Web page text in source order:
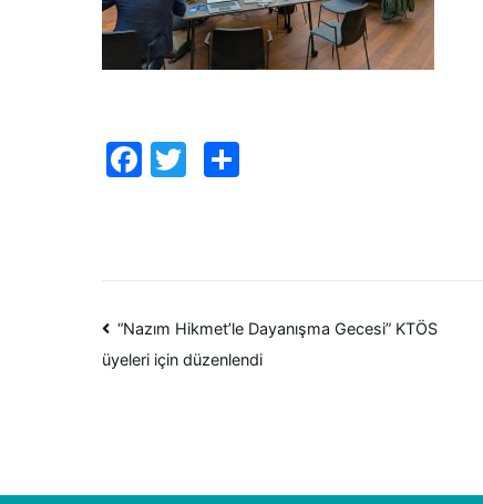
Facebook
Twitter
Yazı
“Nazım Hikmet’le Dayanışma Gecesi” KTÖS
üyeleri için düzenlendi